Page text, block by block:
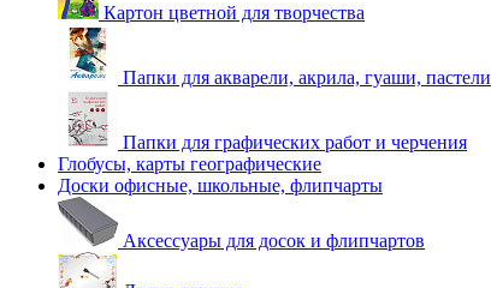
Картон цветной для творчества
Папки для акварели, акрила, гуаши, пастели
Папки для графических работ и черчения
Глобусы, карты географические
Доски офисные, школьные, флипчарты
Аксессуары для досок и флипчартов